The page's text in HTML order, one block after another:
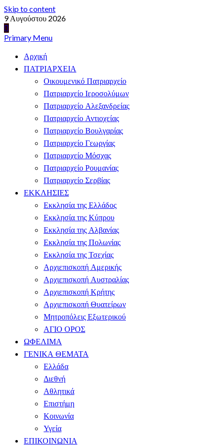
Skip to content
9 Αυγούστου 2026
Primary Menu
Αρχική
ΠΑΤΡΙΑΡΧΕΙΑ
Οικουμενικό Πατριαρχείο
Πατριαρχείο Ιεροσολύμων
Πατριαρχείο Αλεξανδρείας
Πατριαρχείο Αντιοχείας
Πατριαρχείο Βουλγαρίας
Πατριαρχείο Γεωργίας
Πατριαρχείο Μόσχας
Πατριαρχείο Ρουμανίας
Πατριαρχείο Σερβίας
ΕΚΚΛΗΣΙΕΣ
Εκκλησία της Ελλάδος
Εκκλησία της Κύπρου
Εκκλησία της Αλβανίας
Εκκλησία της Πολωνίας
Εκκλησία της Τσεχίας
Αρχιεπισκοπή Αμερικής
Αρχιεπισκοπή Αυστραλίας
Αρχιεπισκοπή Κρήτης
Αρχιεπισκοπή Θυατείρων
Μητροπόλεις Εξωτερικού
ΑΓΙΟ ΟΡΟΣ
ΩΦΕΛΙΜΑ
ΓΕΝΙΚΑ ΘΕΜΑΤΑ
Ελλάδα
Διεθνή
Αθλητικά
Επιστήμη
Κοινωνία
Υγεία
ΕΠΙΚΟΙΝΩΝΙΑ